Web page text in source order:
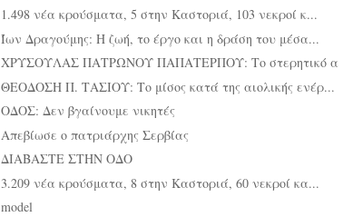
1.498 νέα κρούσματα, 5 στην Καστοριά, 103 νεκροί κ...
Ίων Δραγούμης: Η ζωή, το έργο και η δράση του μέσα...
ΧΡΥΣΟΥΛΑΣ ΠΑΤΡΩΝΟΥ ΠΑΠΑΤΕΡΠΟΥ: Το στερητικό α
ΘΕΟΔΟΣΗ Π. ΤΑΣΙΟΥ: Το μίσος κατά της αιολικής ενέρ...
ΟΔΟΣ: Δεν βγαίνουμε νικητές
Απεβίωσε ο πατριάρχης Σερβίας
ΔΙΑΒΑΣΤΕ ΣΤΗΝ ΟΔΟ
3.209 νέα κρούσματα, 8 στην Καστοριά, 60 νεκροί κα...
model